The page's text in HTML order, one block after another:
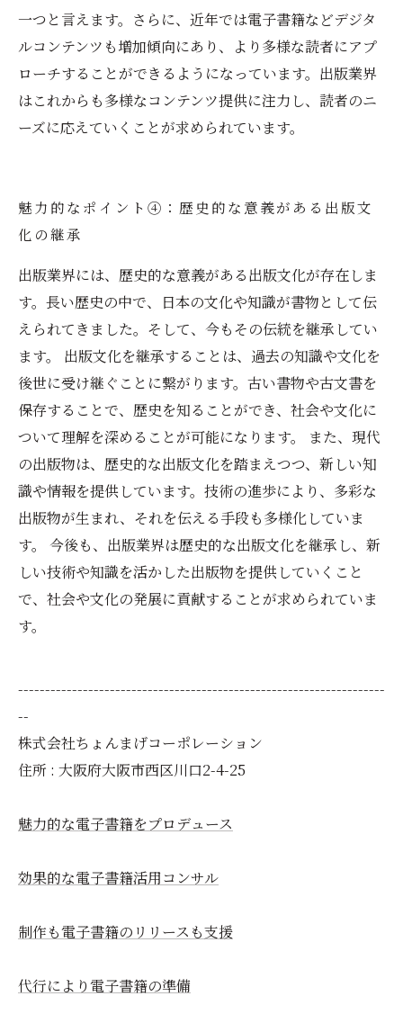
一つと言えます。さらに、近年では電子書籍などデジタ
ルコンテンツも増加傾向にあり、より多様な読者にアプ
ローチすることができるようになっています。出版業界
はこれからも多様なコンテンツ提供に注力し、読者のニ
ーズに応えていくことが求められています。
魅力的なポイント④：歴史的な意義がある出版文
化の継承
出版業界には、歴史的な意義がある出版文化が存在しま
す。長い歴史の中で、日本の文化や知識が書物として伝
えられてきました。そして、今もその伝統を継承してい
ます。 出版文化を継承することは、過去の知識や文化を
後世に受け継ぐことに繋がります。古い書物や古文書を
保存することで、歴史を知ることができ、社会や文化に
ついて理解を深めることが可能になります。 また、現代
の出版物は、歴史的な出版文化を踏まえつつ、新しい知
識や情報を提供しています。技術の進歩により、多彩な
出版物が生まれ、それを伝える手段も多様化していま
す。 今後も、出版業界は歴史的な出版文化を継承し、新
しい技術や知識を活かした出版物を提供していくこと
で、社会や文化の発展に貢献することが求められていま
す。
--------------------------------------------------------------------
--
株式会社ちょんまげコーポレーション
住所 : 大阪府大阪市西区川口2-4-25
魅力的な電子書籍をプロデュース
効果的な電子書籍活用コンサル
制作も電子書籍のリリースも支援
代行により電子書籍の準備